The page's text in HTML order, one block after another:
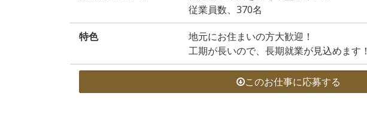
従業員数、370名
特色
地元にお住まいの方大歓迎！
工期が長いので、長期就業が見込めます！
このお仕事に応募する